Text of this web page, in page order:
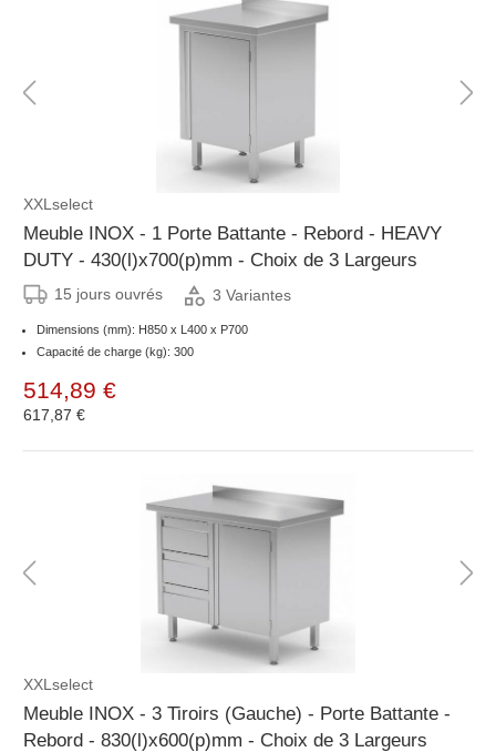
XXLselect
Meuble INOX - 1 Porte Battante - Rebord - HEAVY
DUTY - 430(l)x700(p)mm - Choix de 3 Largeurs
15 jours ouvrés 3 Variantes
Dimensions (mm): H850 x L400 x P700
Capacité de charge (kg): 300
514,89 €
617,87 €
XXLselect
Meuble INOX - 3 Tiroirs (Gauche) - Porte Battante -
Rebord - 830(l)x600(p)mm - Choix de 3 Largeurs